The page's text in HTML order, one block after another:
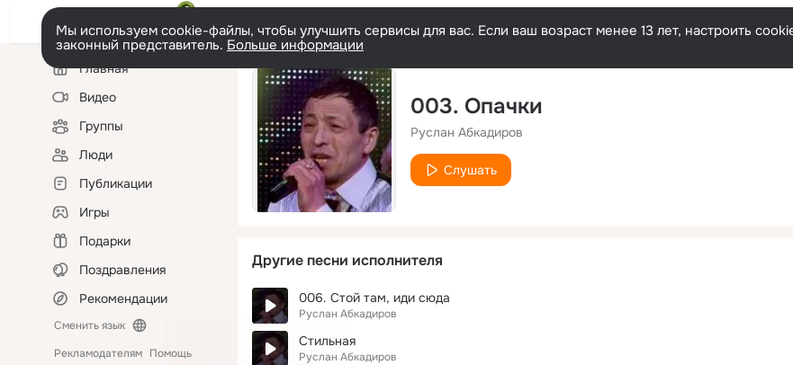
Мы используем cookie-файлы, чтобы улучшить сервисы для вас. Если ваш возраст менее 13 лет, настроить
законный представитель. Больше информации
Левая
колонкаГлавная
Видео
Группы
Люди
Публикации
Игры
Подарки
Поздравления
Рекомендации
Сменить язык
Рекламодателям Помощь
003. Опачки
Руслан Абкадиров
Слушать
Другие песни исполнителя
006. Стой там, иди сюда
Руслан Абкадиров
Стильная
Руслан Абкадиров